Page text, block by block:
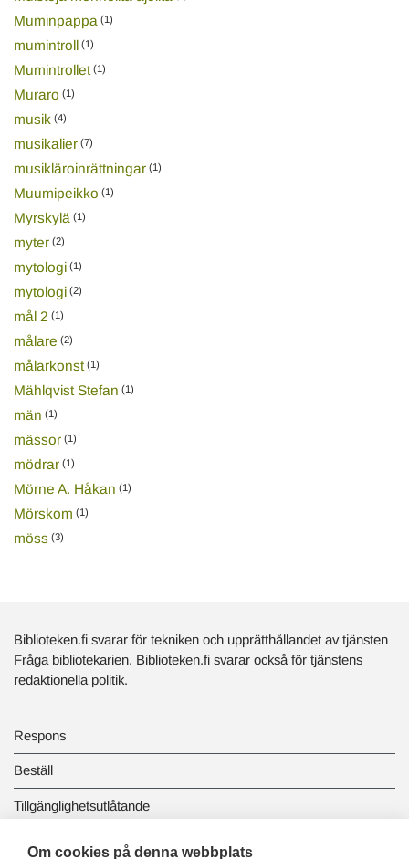
Muminpappa (1)
mumintroll(1)
Mumintrollet(1)
Muraro (1)
musik (4)
musikalier(7)
musikläroinrättningar(1)
Muumipeikko (1)
Myrskylä (1)
myter(2)
mytologi(1)
mytologi(2)
mål 2 (1)
målare (2)
målarkonst(1)
Mählqvist Stefan (1)
män (1)
mässor(1)
mödrar(1)
Mörne A. Håkan (1)
Mörskom (1)
möss (3)
Biblioteken.fi svarar för tekniken och upprätthållandet av tjänsten
Fråga bibliotekarien. Biblioteken.fi svarar också för tjänstens
redaktionella politik.
Respons
Beställ
Tillgänglighetsutlåtande
Dataskydd och registerbeskrivningar
Om cookies på denna webbplats